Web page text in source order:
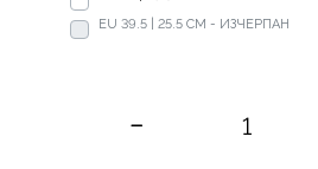
EU 39.5 | 25.5 CM - ИЗЧЕРПАН